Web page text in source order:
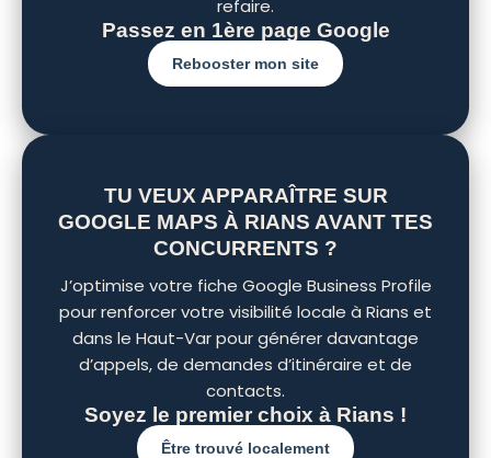
refaire.
Passez en 1ère page Google
Rebooster mon site
TU VEUX APPARAÎTRE SUR
GOOGLE MAPS À RIANS AVANT TES
CONCURRENTS ?
J’optimise votre fiche Google Business Profile
pour renforcer votre visibilité locale à Rians et
dans le Haut-Var pour générer davantage
d’appels, de demandes d’itinéraire et de
contacts.
Soyez le premier choix à Rians !
Être trouvé localement